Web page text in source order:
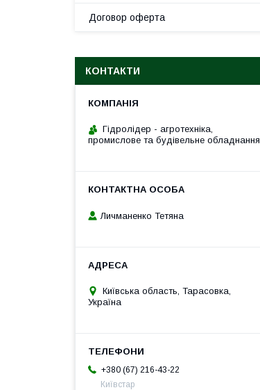
Договор оферта
КОНТАКТИ
Гідролідер - агротехніка,
промислове та будівельне обладнання
Личманенко Тетяна
Київська область, Тарасовка,
Україна
+380 (67) 216-43-22
Київстар